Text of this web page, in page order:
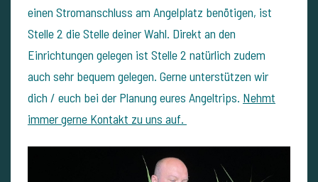
einen Stromanschluss am Angelplatz benötigen, ist
Stelle 2 die Stelle deiner Wahl. Direkt an den
Einrichtungen gelegen ist Stelle 2 natürlich zudem
auch sehr bequem gelegen. Gerne unterstützen wir
dich / euch bei der Planung eures Angeltrips. Nehmt
immer gerne Kontakt zu uns auf.